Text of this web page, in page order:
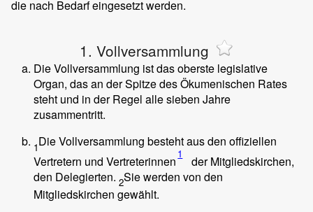
die nach Bedarf eingesetzt werden.
1. Vollversammlung
Die Vollversammlung ist das oberste legislative
Organ, das an der Spitze des Ökumenischen Rates
steht und in der Regel alle sieben Jahre
zusammentritt.
1Die Vollversammlung besteht aus den offiziellen
Vertretern und Vertreterinnen 1
der Mitgliedskirchen,
den Delegierten. 2Sie werden von den
Mitgliedskirchen gewählt.